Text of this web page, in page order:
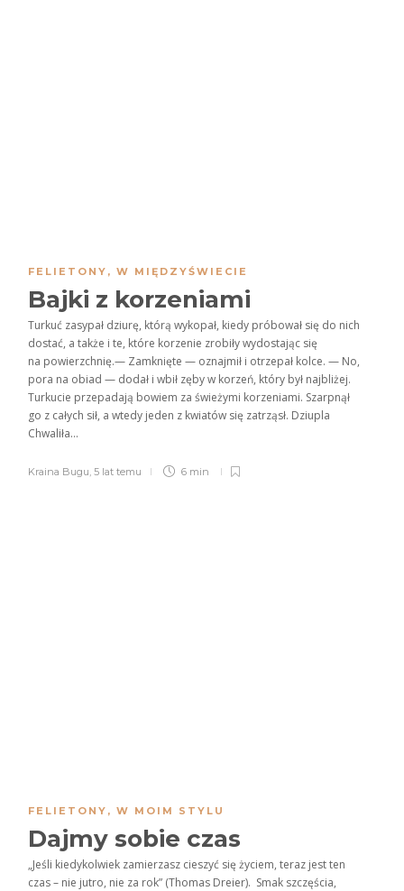
FELIETONY , W MIĘDZYŚWIECIE
Bajki z korzeniami
Turkuć zasypał dziurę, którą wykopał, kiedy próbował się do nich
dostać, a także i te, które korzenie zrobiły wydostając się
na powierzchnię.— Zamknięte — oznajmił i otrzepał kolce. — No,
pora na obiad — dodał i wbił zęby w korzeń, który był najbliżej.
Turkucie przepadają bowiem za świeżymi korzeniami. Szarpnął
go z całych sił, a wtedy jeden z kwiatów się zatrząsł. Dziupla
Chwaliła...
Kraina Bugu, 5 lat temu 6 min
FELIETONY , W MOIM STYLU
Dajmy sobie czas
„Jeśli kiedykolwiek zamierzasz cieszyć się życiem, teraz jest ten
czas – nie jutro, nie za rok” (Thomas Dreier). Smak szczęścia,